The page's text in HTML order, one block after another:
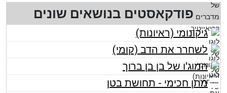
פודקאסטים בנושאים שונים
גיקונומי (ראיונות)
לשחרר את הדב (קומי)
המוג'ו של בן בן ברוך
מתן חכימי - תחושת בטן